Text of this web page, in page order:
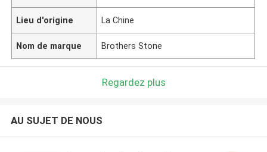
Lieu d'origine La Chine
Nom de marque Brothers Stone
Regardez plus
AU SUJET DE NOUS